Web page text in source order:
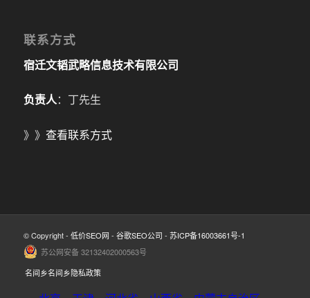
联系方式
宿迁文韬武略信息技术有限公司
负责人：丁先生
》》 查看联系方式
© Copyright - 低价SEO网 - 谷歌SEO公司 - 苏ICP备16003661号-1
苏公网安备 32132402000563号
名间乡名间乡隐私政策